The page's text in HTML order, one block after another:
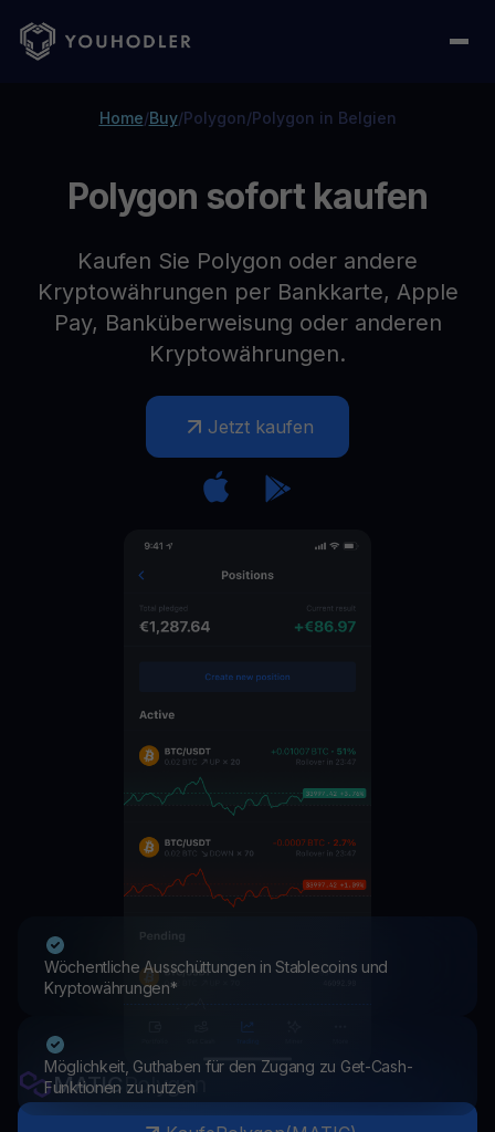
Home/Buy/Polygon/Polygon in Belgien
Polygon sofort kaufen
Kaufen Sie Polygon oder andere
Kryptowährungen per Bankkarte, Apple
Pay, Banküberweisung oder anderen
Kryptowährungen.
Jetzt kaufen
Wöchentliche Ausschüttungen in Stablecoins und
Kryptowährungen*
Möglichkeit, Guthaben für den Zugang zu Get-Cash-
Funktionen zu nutzen
MATICPolygon